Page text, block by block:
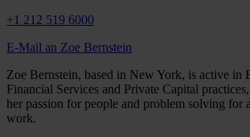
+1 212 519 6000
E-Mail an Zoe Bernstein
Zoe Bernstein, based in New York, is active in
Financial Services and Private Capital
her passion for people and problem solving for
work.